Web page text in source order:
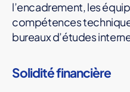
l’encadrement, les
compétences
bureaux d’études
Solidité financière